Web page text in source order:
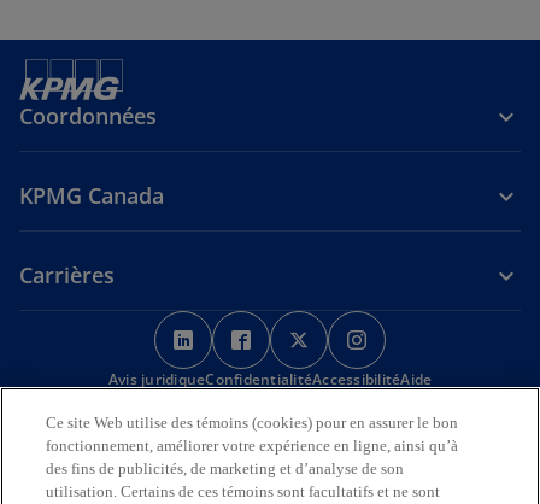
Coordonnées
KPMG Canada
Carrières
s
’
o
v
r
e
s
’
o
u
v
r
e
s
’
o
v
r
e
’
o
v
r
e
Avis juridiqueConfidentialitéAccessibilitéAide
Nous reconnaissons en toute déférence que les bureaux de KPMG
sur l’Île de la Tortue (Amérique du Nord) sont situés sur les
territoires traditionnels, visés par traité et non cédés des Premières
Nations, des Inuits et des Métis.
Ce site Web utilise des témoins (cookies) pour en assurer le bon
fonctionnement, améliorer votre expérience en ligne, ainsi qu’à
des fins de publicités, de marketing et d’analyse de son
utilisation. Certains de ces témoins sont facultatifs et ne sont